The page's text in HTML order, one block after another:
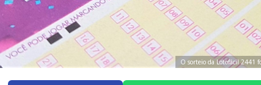
O sorteio da Lotofácil 2441